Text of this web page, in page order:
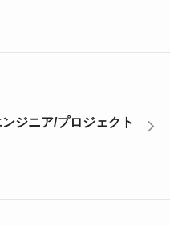
ジニア/プロジェクト